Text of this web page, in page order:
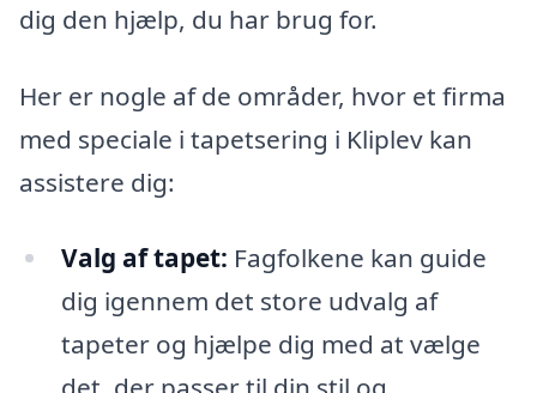
dig den hjælp, du har brug for.
Her er nogle af de områder, hvor et firma
med speciale i tapetsering i Kliplev kan
assistere dig:
Valg af tapet: Fagfolkene kan guide
dig igennem det store udvalg af
tapeter og hjælpe dig med at vælge